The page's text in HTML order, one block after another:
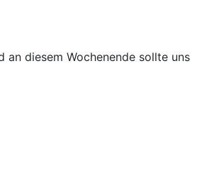
an diesem Wochenende sollte uns